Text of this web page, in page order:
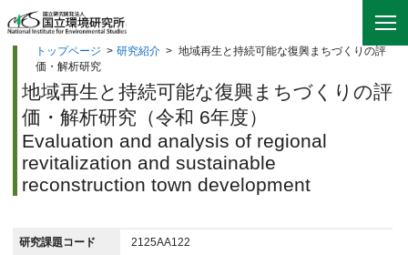
トップページ > 研究紹介 > 地域再生と持続可能な復興まちづくりの評
価・解析研究
地域再生と持続可能な復興まちづくりの評
価・解析研究（令和 6年度）
Evaluation and analysis of regional
revitalization and sustainable
reconstruction town development
研究課題コード 2125AA122